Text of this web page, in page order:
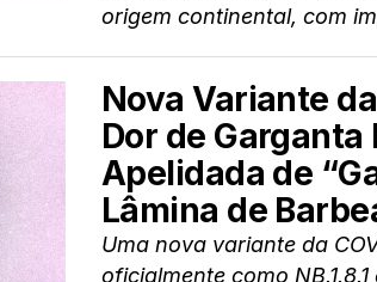
origem continental, com
Nova Variante
Dor de Garganta
Apelidada de
Lâmina de
Uma nova variante da
oficialmente como